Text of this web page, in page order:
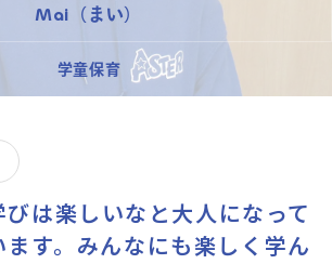
英会話（中学生）
Mai（まい）
学童保育
は楽しいなと大人になって
す。みんなにも楽しく学ん